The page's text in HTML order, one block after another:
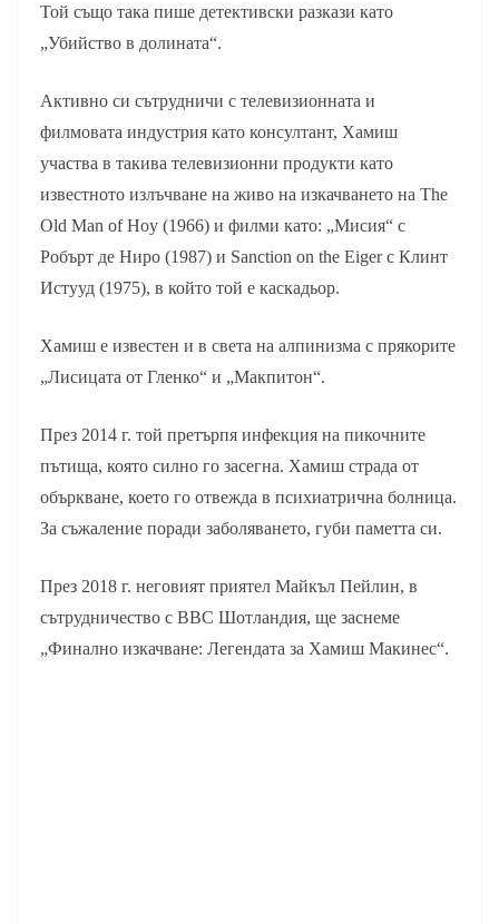
Той също така пише детективски разкази като
„Убийство в долината“.
Активно си сътрудничи с телевизионната и
филмовата индустрия като консултант, Хамиш
участва в такива телевизионни продукти като
известното излъчване на живо на изкачването на The
Old Man of Hoy (1966) и филми като: „Мисия“ с
Робърт де Ниро (1987) и Sanction on the Eiger с Клинт
Истууд (1975), в който той е каскадьор.
Хамиш е известен и в света на алпинизма с прякорите
„Лисицата от Гленко“ и „Макпитон“.
През 2014 г. той претърпя инфекция на пикочните
пътища, която силно го засегна. Хамиш страда от
объркване, което го отвежда в психиатрична болница.
За съжаление поради заболяването, губи паметта си.
През 2018 г. неговият приятел Майкъл Пейлин, в
сътрудничество с ВВС Шотландия, ще заснеме
„Финално изкачване: Легендата за Хамиш Макинес“.